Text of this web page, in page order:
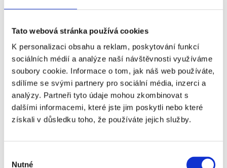
Tato webová stránka používá cookies
K personalizaci obsahu a reklam, poskytování funkcí
sociálních médií a analýze naší návštěvnosti využíváme
soubory cookie. Informace o tom, jak náš web používáte,
sdílíme se svými partnery pro sociální média, inzerci a
analýzy. Partneři tyto údaje mohou zkombinovat s
dalšími informacemi, které jste jim poskytli nebo které
získali v důsledku toho, že používáte jejich služby.
Nutné
cena
49 000 Kč